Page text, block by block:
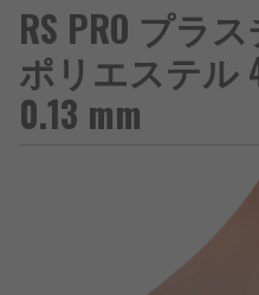
RS PRO プラ
ポリエステル
0.13 mm